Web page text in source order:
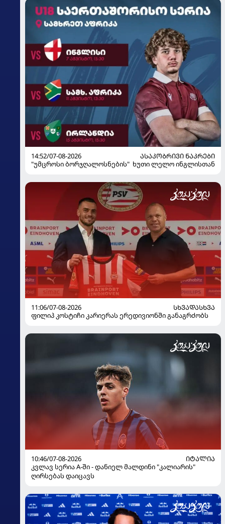
14:52/07-08-2026
ᲐᲡᲐᲙᲝᲑᲠᲘᲕᲘ ᲜᲐᲙᲠᲔᲑᲘ
"უმცროსი ბორჯღალოსნების" ხუთი ლელო ინგლისთან
11:06/07-08-2026
ᲡᲮᲕᲐᲓᲐᲡᲮᲕᲐ
ფილიპ კოსტიჩი კარიერას ერედივიონში განაგრძობს
10:46/07-08-2026
ᲘᲢᲐᲚᲘᲐ
კვლავ სერია A-ში - დანიელ მალდინი "კალიარის"
ღირსებას დაიცავს